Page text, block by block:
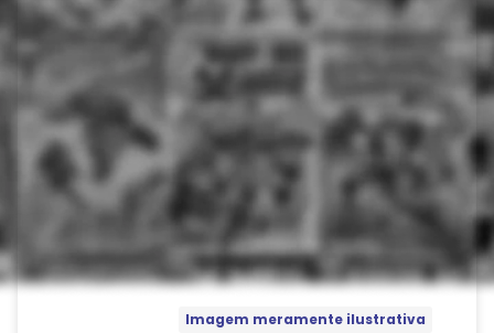
Imagem meramente ilustrativa